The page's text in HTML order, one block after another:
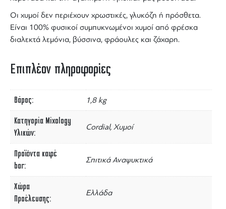
Οι χυμοί δεν περιέχουν χρωστικές, γλυκόζη ή πρόσθετα.
Είναι 100% φυσικοί συμπυκνωμένοι χυμοί από φρέσκα
διαλεκτά λεμόνια, βύσσινα, φράουλες και ζάχαρη.
Επιπλέον πληροφορίες
Βάρος 1,8 kg
Κατηγορία Mixology
Υλικών
Cordial, Χυμοί
Προϊόντα καφέ
bar
Σπιτικά Αναψυκτικά
Χώρα
Προέλευσης
Ελλάδα